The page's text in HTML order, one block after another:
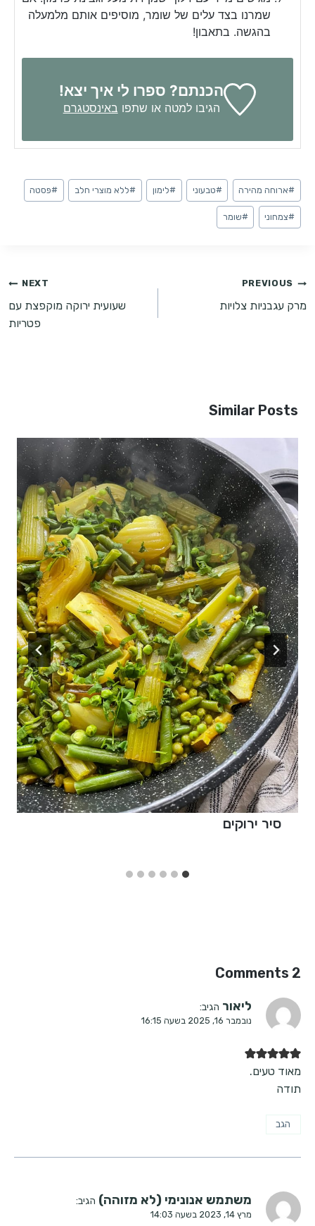
שמרנו בצד עלים של שומר, מוסיפים אותם מלמעלה
בהגשה. בתאבון!
הכנתם? ספרו לי איך יצא!
הגיבו למטה או שתפו באינסטגרם
Post
Tags:
#ארוחה מהירה #טבעוני #לימון #ללא מוצרי חלב #פסטה
#צמחוני #שומר
ניווטPREVIOUS
מרק עגבניות צלויות
NEXT
שעועית ירוקה מוקפצת עם
פטריות
Similar Posts
סיר ירוקים
2 Comments
ליאור הגיב:
נובמבר 16, 2025 בשעה 16:15
מאוד טעים.
תודה
הגב
משתמש אנונימי (לא מזוהה) הגיב:
מרץ 14, 2023 בשעה 14:03